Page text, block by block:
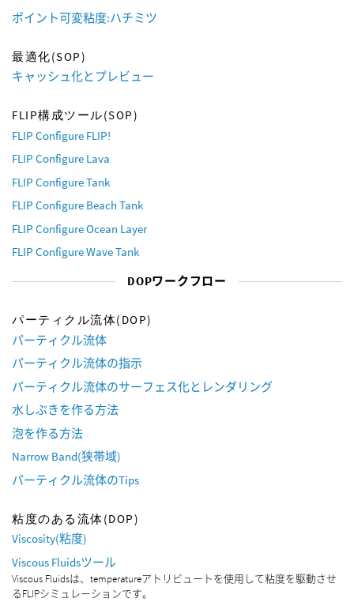
ポイント可変粘度:ハチミツ
最適化(SOP)
キャッシュ化とプレビュー
FLIP構成ツール(SOP)
FLIP Configure FLIP!
FLIP Configure Lava
FLIP Configure Tank
FLIP Configure Beach Tank
FLIP Configure Ocean Layer
FLIP Configure Wave Tank
DOPワークフロー
パーティクル流体(DOP)
パーティクル流体
パーティクル流体の指示
パーティクル流体のサーフェス化とレンダリング
水しぶきを作る方法
泡を作る方法
Narrow Band(狭帯域)
パーティクル流体のTips
粘度のある流体(DOP)
Viscosity(粘度)
Viscous Fluidsツール
Viscous Fluidsは、temperatureアトリビュートを使用して粘度を駆動させ
るFLIPシミュレーションです。